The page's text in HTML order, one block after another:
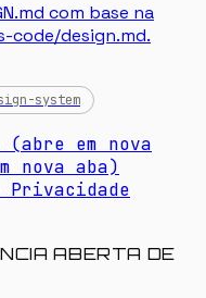
com base na
code/design.md.
system
(abre em nova
nova aba)
ABERTA DE